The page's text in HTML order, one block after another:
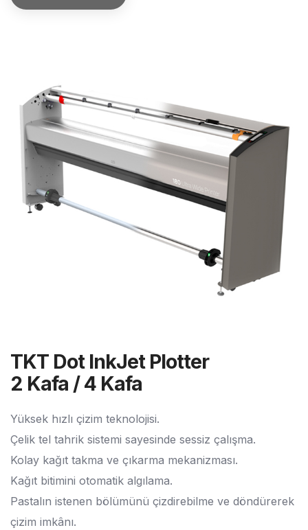
TKT Dot InkJet Plotter
2 Kafa / 4 Kafa
Yüksek hızlı çizim teknolojisi.
Çelik tel tahrik sistemi sayesinde sessiz çalışma.
Kolay kağıt takma ve çıkarma mekanizması.
Kağıt bitimini otomatik algılama.
Pastalın istenen bölümünü çizdirebilme ve döndürerek
çizim imkânı.